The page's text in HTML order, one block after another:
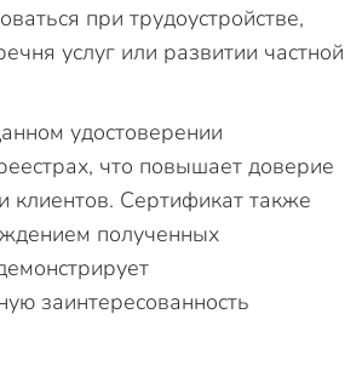
при трудоустройстве,
услуг или развитии частной
удостоверении
что повышает доверие
клиентов. Сертификат также
полученных
заинтересованность